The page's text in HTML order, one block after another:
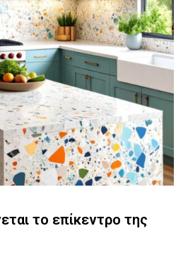
το επίκεντρο της